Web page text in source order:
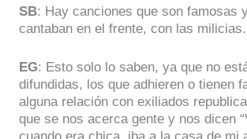
SB: Hay canciones que son famosas
cantaban en el frente, con las milicias.
EG: Esto solo lo saben, ya que no
difundidas, los que adhieren o tienen
alguna relación con exiliados
que se nos acerca gente y nos dicen